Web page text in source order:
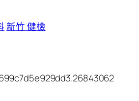
新竹 健檢